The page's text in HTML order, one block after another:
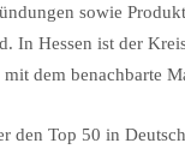
sowie
In Hessen ist der
dem benachbarte
den Top 50 in